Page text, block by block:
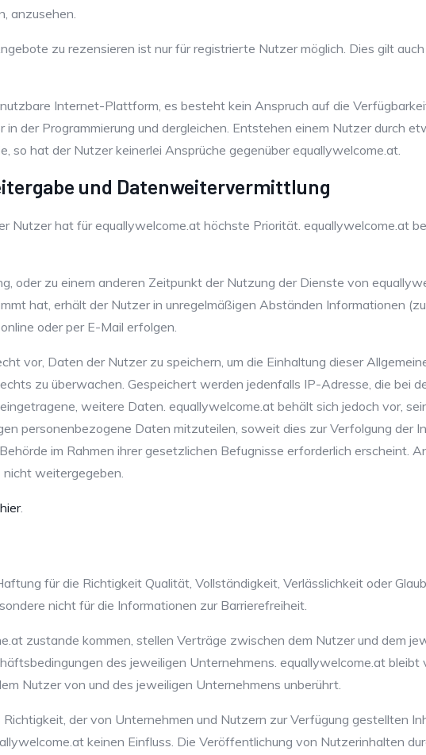
anzusehen.
zu rezensieren ist nur für registrierte Nutzer möglich. Dies gilt
Internet-Plattform, es besteht kein Anspruch auf die
der Programmierung und dergleichen. Entstehen einem Nutzer durch
so hat der Nutzer keinerlei Ansprüche gegenüber equallywelcome.at.
und Datenweitervermittlung
Nutzer hat für equallywelcome.at höchste Priorität. equallywelcome.at
oder zu einem anderen Zeitpunkt der Nutzung der Dienste von
hat, erhält der Nutzer in unregelmäßigen Abständen Informationen
oder per E-Mail erfolgen.
vor, Daten der Nutzer zu speichern, um die Einhaltung dieser
zu überwachen. Gespeichert werden jedenfalls IP-Adresse, die bei
weitere Daten. equallywelcome.at behält sich jedoch vor,
personenbezogene Daten mitzuteilen, soweit dies zur Verfolgung der
im Rahmen ihrer gesetzlichen Befugnisse erforderlich erscheint.
weitergegeben.
hier.
für die Richtigkeit Qualität, Vollständigkeit, Verlässlichkeit oder
nicht für die Informationen zur Barrierefreiheit.
zustande kommen, stellen Verträge zwischen dem Nutzer und dem
des jeweiligen Unternehmens. equallywelcome.at
Nutzer von und des jeweiligen Unternehmens unberührt.
der von Unternehmen und Nutzern zur Verfügung gestellten
keinen Einfluss. Die Veröffentlichung von Nutzerinhalten